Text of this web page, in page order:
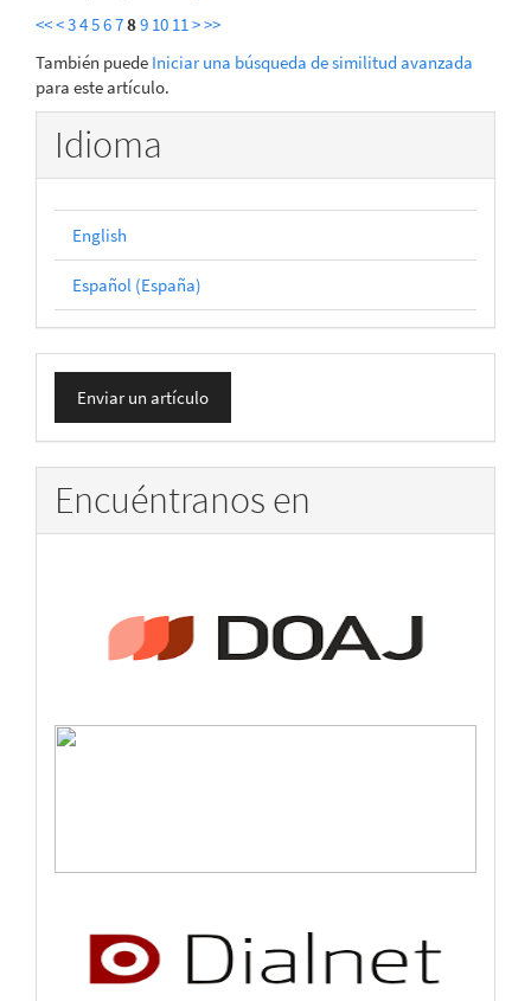
<<<3456789 10 11>>>
También puede Iniciar una búsqueda de similitud avanzada
para este artículo.
Idioma
English
Español (España)
Enviar
un
artículo
Enviar un artículo
Encuéntranos en